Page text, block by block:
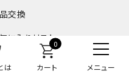
0
交換
に入りリスト
履歴